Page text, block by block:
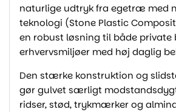
naturlige udtryk fra egetræ med
teknologi (Stone Plastic
en robust løsning til både private
erhvervsmiljøer med høj daglig
Den stærke konstruktion og
gør gulvet særligt
ridser, stød, trykmærker og